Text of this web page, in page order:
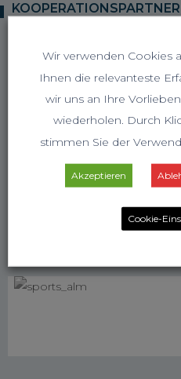
KOOPERATIONSPARTNER
Wir verwenden Cookies
Ihnen die relevanteste
wir uns an Ihre
wiederholen. Durch
stimmen Sie der
Akzeptieren
Cookie-